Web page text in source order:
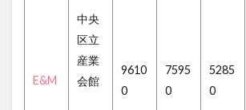
E&M
中央
区立
産業
会館
9610
0
7595
0
5285
0